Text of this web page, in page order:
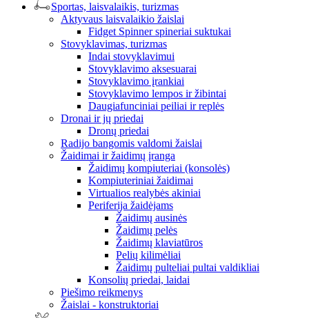
Sportas, laisvalaikis, turizmas
Aktyvaus laisvalaikio žaislai
Fidget Spinner spineriai suktukai
Stovyklavimas, turizmas
Indai stovyklavimui
Stovyklavimo aksesuarai
Stovyklavimo įrankiai
Stovyklavimo lempos ir žibintai
Daugiafunciniai peiliai ir replės
Dronai ir jų priedai
Dronų priedai
Radijo bangomis valdomi žaislai
Žaidimai ir žaidimų įranga
Žaidimų kompiuteriai (konsolės)
Kompiuteriniai žaidimai
Virtualios realybės akiniai
Periferija žaidėjams
Žaidimų ausinės
Žaidimų pelės
Žaidimų klaviatūros
Pelių kilimėliai
Žaidimų pulteliai pultai valdikliai
Konsolių priedai, laidai
Piešimo reikmenys
Žaislai - konstruktoriai